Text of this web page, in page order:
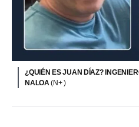
¿QUIÉN ES JUAN DÍAZ?
NALOA(N+ )